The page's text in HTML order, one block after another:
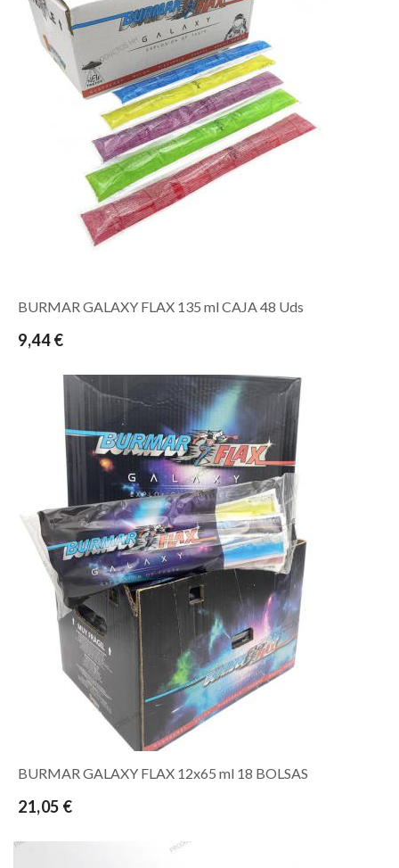
BURMAR GALAXY FLAX 135 ml CAJA 48 Uds
9,44 €
BURMAR GALAXY FLAX 12x65 ml 18 BOLSAS
21,05 €